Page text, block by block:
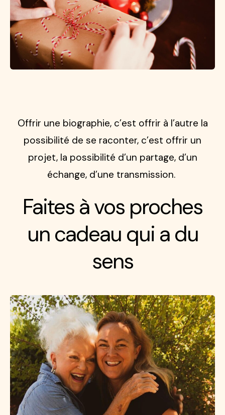
Offrir une biographie, c’est offrir à l’autre la
possibilité de se raconter, c’est offrir un
projet, la possibilité d’un partage, d’un
échange, d’une transmission. ​
Faites à vos proches
un cadeau qui a du
sens